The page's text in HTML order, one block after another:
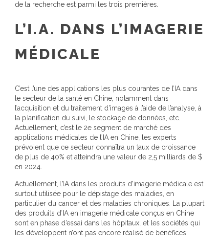
de la recherche est parmi les trois premières.
L’I.A. DANS L’IMAGERIE
MÉDICALE
C’est l’une des applications les plus courantes de l’IA dans
le secteur de la santé en Chine, notamment dans
l’acquisition et du traitement d’images à l’aide de l’analyse, à
la planification du suivi, le stockage de données, etc.
Actuellement, c’est le 2e segment de marché des
applications médicales de l’IA en Chine, les experts
prévoient que ce secteur connaîtra un taux de croissance
de plus de 40% et atteindra une valeur de 2,5 milliards de $
en 2024.
Actuellement, l’IA dans les produits d’imagerie médicale est
surtout utilisée pour le dépistage des maladies, en
particulier du cancer et des maladies chroniques. La plupart
des produits d’IA en imagerie médicale conçus en Chine
sont en phase d’essai dans les hôpitaux, et les sociétés qui
les développent n’ont pas encore réalisé de bénéfices.